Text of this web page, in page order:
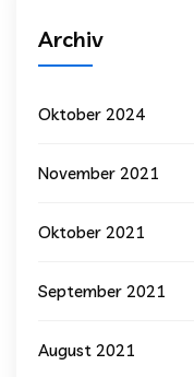
Archiv
Oktober 2024
November 2021
Oktober 2021
September 2021
August 2021